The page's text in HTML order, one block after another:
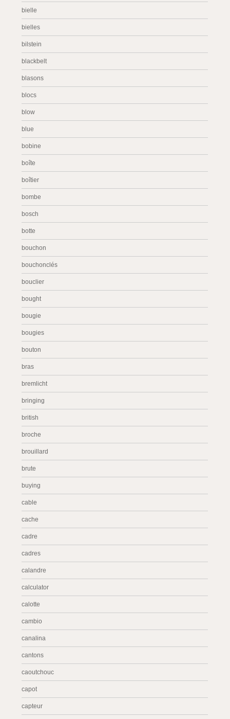
bielle
bielles
bilstein
blackbelt
blasons
blocs
blow
blue
bobine
boîte
boîtier
bombe
bosch
botte
bouchon
bouchonclés
bouclier
bought
bougie
bougies
bouton
bras
bremlicht
bringing
british
broche
brouillard
brute
buying
cable
cache
cadre
cadres
calandre
calculator
calotte
cambio
canalina
cantons
caoutchouc
capot
capteur